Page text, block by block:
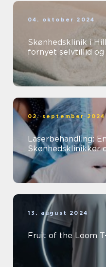
04. oktober 2024
Skønhedsklinik i
fornyet selvtillid
02. september 2024
Laserbehandling:
Skønhedsklinikker
13. august 2024
Fruit of the Loom